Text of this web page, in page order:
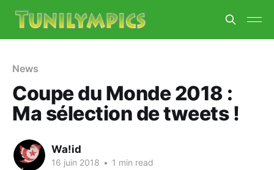
News
Coupe du Monde 2018 :
Ma sélection de tweets !
Wa!id
16 juin 2018 • 1 min read